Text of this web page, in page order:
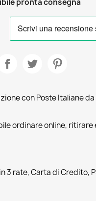
pronta consegna
con Poste Italiane
ordinare online,
3 rate, Carta di Credito,